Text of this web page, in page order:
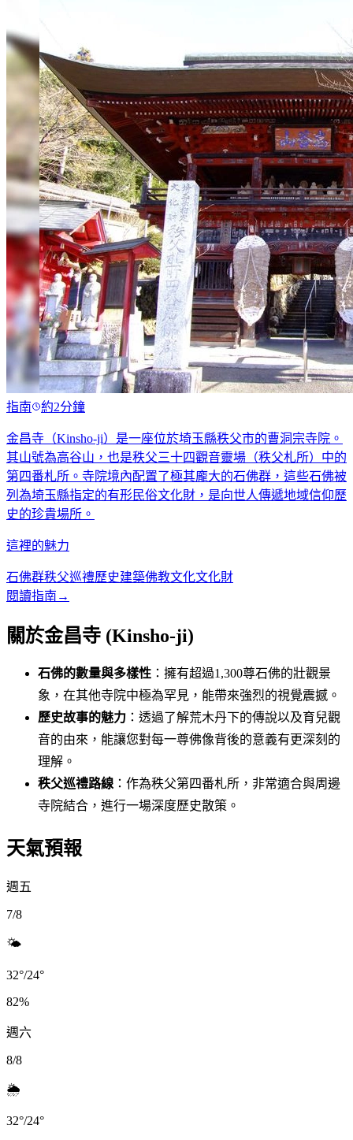
指南 約2分鐘
金昌寺（Kinsho-ji）是一座位於埼玉縣秩父市的曹洞宗寺院。
其山號為高谷山，也是秩父三十四觀音靈場（秩父札所）中的
第四番札所。寺院境內配置了極其龐大的石佛群，這些石佛被
列為埼玉縣指定的有形民俗文化財，是向世人傳遞地域信仰歷
史的珍貴場所。
這裡的魅力
石佛群秩父巡禮歷史建築佛教文化文化財
閱讀指南 →
關於金昌寺 (Kinsho-ji)
石佛的數量與多樣性 ：擁有超過1,300尊石佛的壯觀景
象，在其他寺院中極為罕見，能帶來強烈的視覺震撼。
歷史故事的魅力 ：透過了解荒木丹下的傳說以及育兒觀
音的由來，能讓您對每一尊佛像背後的意義有更深刻的
理解。
秩父巡禮路線 ：作為秩父第四番札所，非常適合與周邊
寺院結合，進行一場深度歷史散策。
天氣預報
週五
7/8
🌤️
32°/24°
82%
週六
8/8
🌦️
32°/24°